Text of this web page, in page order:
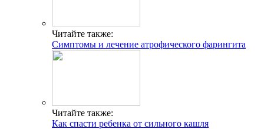
Читайте также:
Симптомы и лечение атрофического фарингита
Читайте также:
Как спасти ребенка от сильного кашля